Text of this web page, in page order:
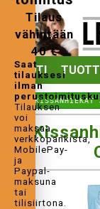
KOTI
Tilaus
vähintään
40 €
Saat
tilauksesi
ilman
Tilauksen
voi
maksaa
verkkopankista,
MobilePay-
ja
Paypal-
maksuna
tai
tilisiirtona.
⤺ KISSANHIEKAT